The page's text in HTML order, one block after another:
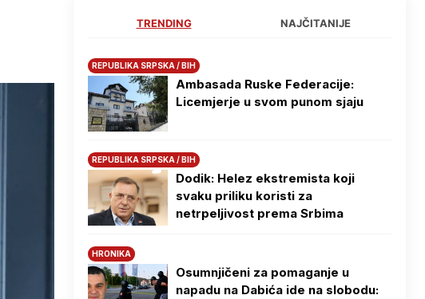
TRENDING NAJČITANIJE
REPUBLIKA SRPSKA / BIH
Ambasada Ruske Federacije:
Licemjerje u svom punom sjaju
REPUBLIKA SRPSKA / BIH
Dodik: Helez ekstremista koji
svaku priliku koristi za
netrpeljivost prema Srbima
HRONIKA
Osumnjičeni za pomaganje u
napadu na Dabića ide na slobodu: